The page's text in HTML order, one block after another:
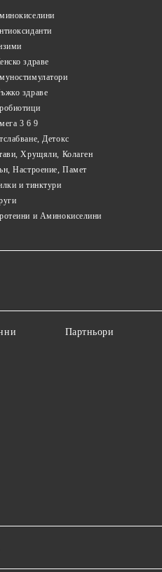
здраве
здраве
3 6 9
Детокс
Хрущяли, Колаген
Настроение, Памет
и тинктури
и Аминокиселини
Партньори